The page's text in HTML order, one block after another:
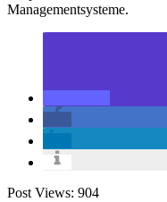
Managementsysteme.
Post Views: 904